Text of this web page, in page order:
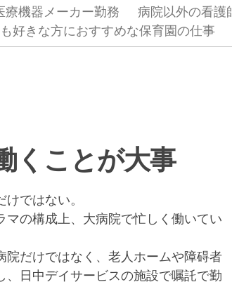
療機器メーカー勤務
病院以外の看護
好きな方におすすめな保育園の仕事
くことが大事
ではない。
の構成上、大病院で忙しく働いてい
院だけではなく、老人ホームや障碍者
日中デイサービスの施設で嘱託で勤